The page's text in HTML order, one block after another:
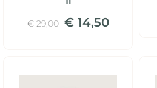
€ 29,00 € 14,50